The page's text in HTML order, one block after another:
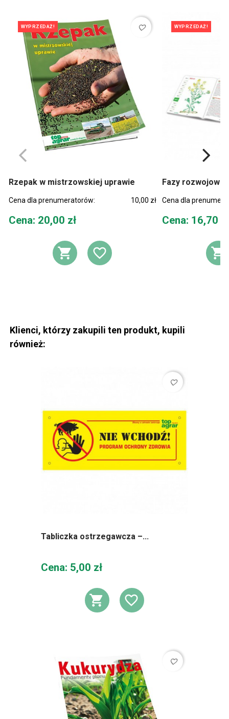
WYPRZEDAŻ! favorite_border
Rzepak w mistrzowskiej uprawie
Cena dla prenumeratorów: 10,00 zł
Cena
Cena: 20,00 zł
DODAJ DO KOSZYKA
DODAJ DO
WYPRZEDAŻ!
Fazy rozwojowe
Cena dla
Cena
Cena: 16,70
Klienci, którzy zakupili ten produkt, kupili
również:
favorite_border
Tabliczka ostrzegawcza –...
Cena
Cena: 5,00 zł
DODAJ DO
DODAJ DO
favorite_border